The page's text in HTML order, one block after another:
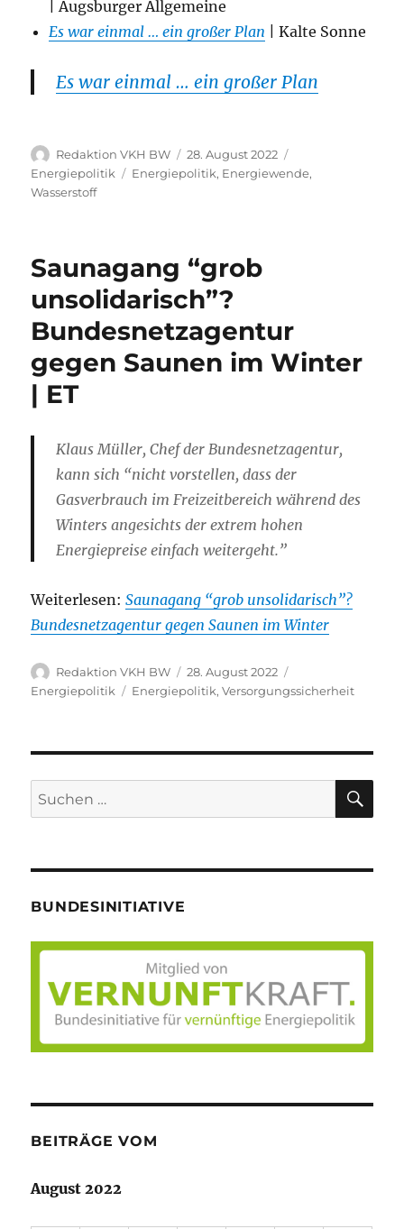
| Augsburger Allgemeine
Es war einmal … ein großer Plan | Kalte Sonne
Es war einmal … ein großer Plan
Autor
Redaktion VKH BW
Veröffentlicht
am
28. August 2022
Energiepolitik
Schlagwörter
Energiepolitik, Energiewende,
Wasserstoff
Saunagang “grob
unsolidarisch”?
Bundesnetzagentur
gegen Saunen im Winter
| ET
Klaus Müller, Chef der Bundesnetzagentur,
kann sich “nicht vorstellen, dass der
Gasverbrauch im Freizeitbereich während des
Winters angesichts der extrem hohen
Energiepreise einfach weitergeht.”
Weiterlesen:Saunagang “grob unsolidarisch”?
Bundesnetzagentur gegen Saunen im Winter
Autor
Redaktion VKH BW
Veröffentlicht
am
28. August 2022
Energiepolitik
Schlagwörter
Energiepolitik,Versorgungssicherheit
Suche
nach:
BUNDESINITIATIVE
BEITRÄGE VOM
August 2022